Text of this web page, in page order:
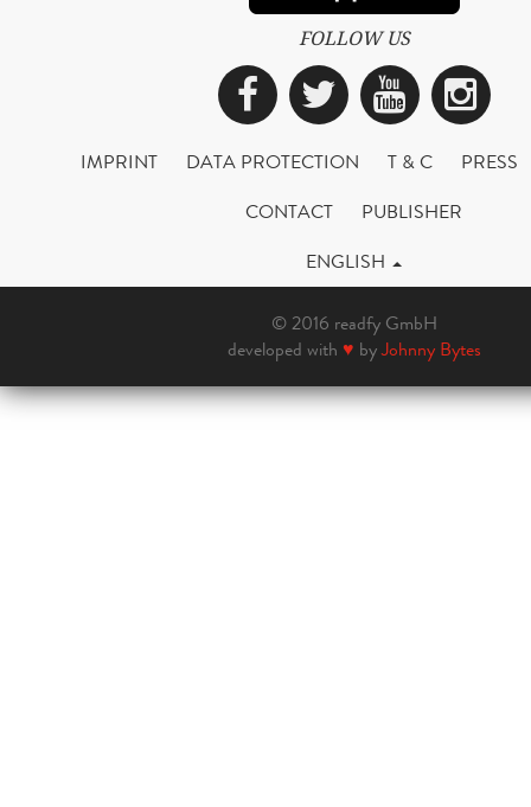
FOLLOW US
Facebook
Twitter
IMPRINT DATA PROTECTION T & C
PRESS
CONTACT
PUBLISHER
ENGLISH
© 2016 readfy GmbH
developed with ♥ byJohnny Bytes